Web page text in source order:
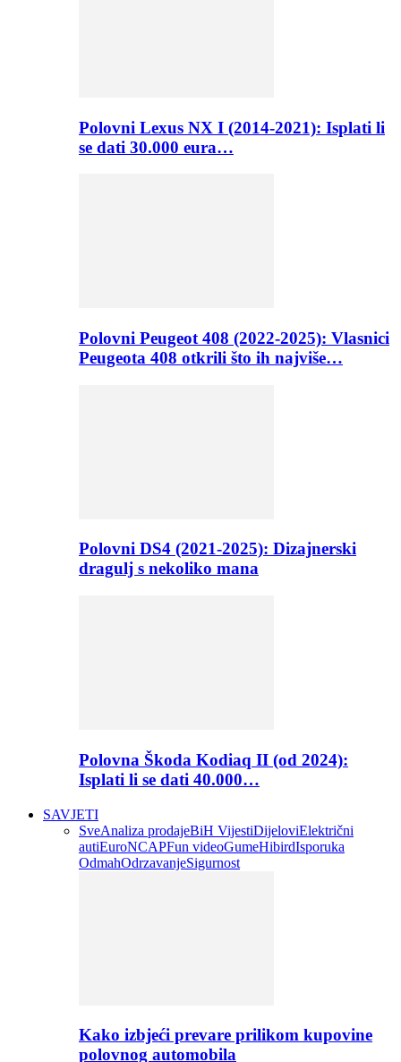
Polovni Lexus NX I (2014-2021): Isplati li
se dati 30.000 eura…
Polovni Peugeot 408 (2022-2025): Vlasnici
Peugeota 408 otkrili što ih najviše…
Polovni DS4 (2021-2025): Dizajnerski
dragulj s nekoliko mana
Polovna Škoda Kodiaq II (od 2024):
Isplati li se dati 40.000…
SAVJETI
SveAnaliza prodajeBiH VijestiDijeloviElektrični
autiEuroNCAPFun videoGumeHibirdIsporuka
OdmahOdrzavanjeSigurnost
Kako izbjeći prevare prilikom kupovine
polovnog automobila